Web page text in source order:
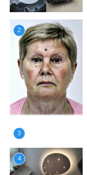
2
3
4